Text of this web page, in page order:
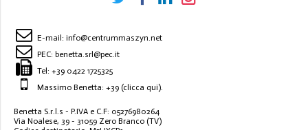
E-mail: info@centrummaszyn.net
PEC: benetta.srl@pec.it
Tel: +39 0422 1725325
Massimo Benetta: +39 (clicca qui).
Benetta S.r.l.s - P.IVA e C.F: 05276980264
Via Noalese, 39 - 31059 Zero Branco (TV)